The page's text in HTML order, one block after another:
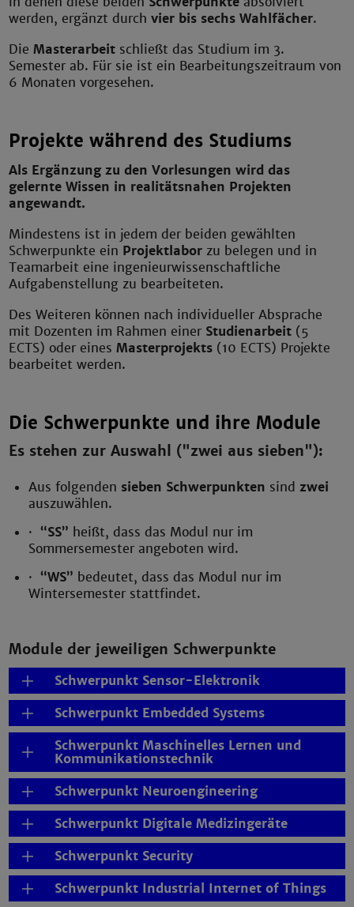
werden, ergänzt durch vier bis sechs Wahlfächer.
DieMasterarbeit schließt das Studium im 3.
Semester ab. Für sie ist ein Bearbeitungszeitraum von
6 Monaten vorgesehen.
Projekte während des Studiums
Als Ergänzung zu den Vorlesungen wird das
gelernte Wissen in realitätsnahen Projekten
angewandt.
Mindestens ist in jedem der beiden gewählten
Schwerpunkte ein Projektlabor zu belegen und in
Teamarbeit eine ingenieurwissenschaftliche
Aufgabenstellung zu bearbeiteten.
Des Weiteren können nach individueller Absprache
mit Dozenten im Rahmen einer Studienarbeit (5
ECTS) oder einesMasterprojekts (10 ECTS) Projekte
bearbeitet werden.
Die Schwerpunkte und ihre Module
Es stehen zur Auswahl ("zwei aus sieben"):
Aus folgenden sieben Schwerpunkten sindzwei
auszuwählen.
· “SS” heißt, dass das Modul nur im
Sommersemester angeboten wird.
· “WS” bedeutet, dass das Modul nur im
Wintersemester stattfindet.
Module der jeweiligen Schwerpunkte
Schwerpunkt Sensor-Elektronik
Schwerpunkt Embedded Systems
Schwerpunkt Maschinelles Lernen und
Kommunikationstechnik
Schwerpunkt Neuroengineering
Schwerpunkt Digitale Medizingeräte
Schwerpunkt Security
Schwerpunkt Industrial Internet of Things